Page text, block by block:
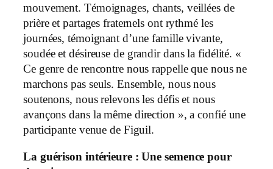
mouvement. Témoignages, chants, veillées de
prière et partages fraternels ont rythmé les
journées, témoignant d’une famille vivante,
soudée et désireuse de grandir dans la fidélité. «
Ce genre de rencontre nous rappelle que nous ne
marchons pas seuls. Ensemble, nous nous
soutenons, nous relevons les défis et nous
avançons dans la même direction », a confié une
participante venue de Figuil.
La guérison intérieure : Une semence pour